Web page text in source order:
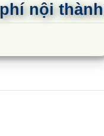
nội thành